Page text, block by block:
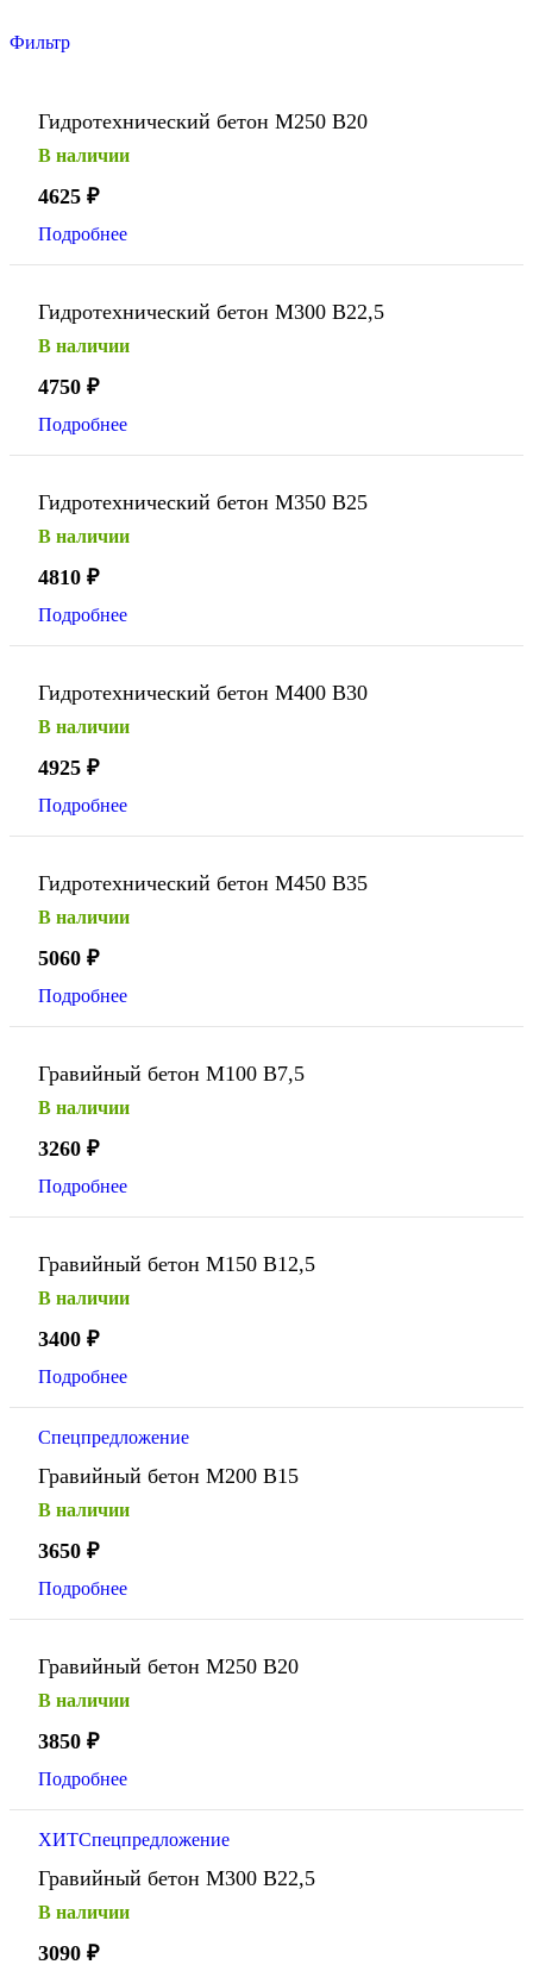
Фильтр
Гидротехнический бетон М250 В20
В наличии
4625 ₽
Подробнее
Гидротехнический бетон М300 В22,5
В наличии
4750 ₽
Подробнее
Гидротехнический бетон М350 В25
В наличии
4810 ₽
Подробнее
Гидротехнический бетон М400 В30
В наличии
4925 ₽
Подробнее
Гидротехнический бетон М450 В35
В наличии
5060 ₽
Подробнее
Гравийный бетон М100 В7,5
В наличии
3260 ₽
Подробнее
Гравийный бетон М150 В12,5
В наличии
3400 ₽
Подробнее
Спецпредложение
Гравийный бетон М200 В15
В наличии
3650 ₽
Подробнее
Гравийный бетон М250 В20
В наличии
3850 ₽
Подробнее
ХИТСпецпредложение
Гравийный бетон М300 В22,5
В наличии
3090 ₽